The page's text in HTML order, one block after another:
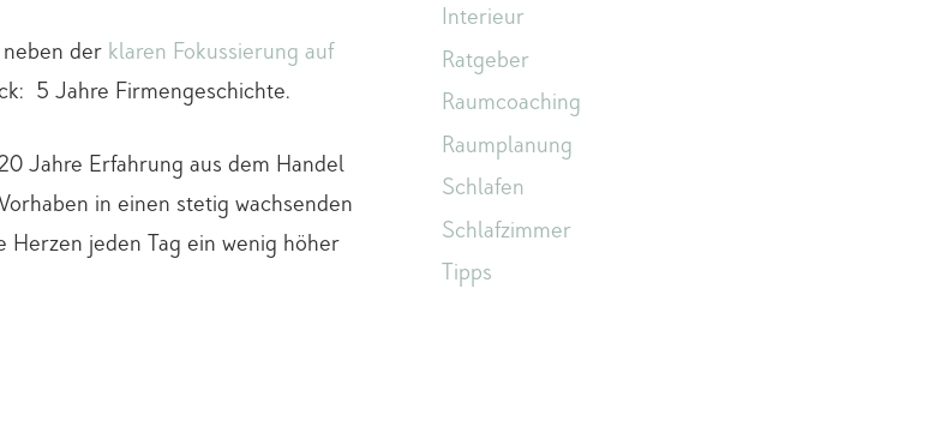
der klaren Fokussierung auf
5 Jahre Firmengeschichte.
Jahre Erfahrung aus dem Handel
in einen stetig wachsenden
Herzen jeden Tag ein wenig höher
Interieur
Ratgeber
Raumcoaching
Raumplanung
Schlafen
Schlafzimmer
Tipps